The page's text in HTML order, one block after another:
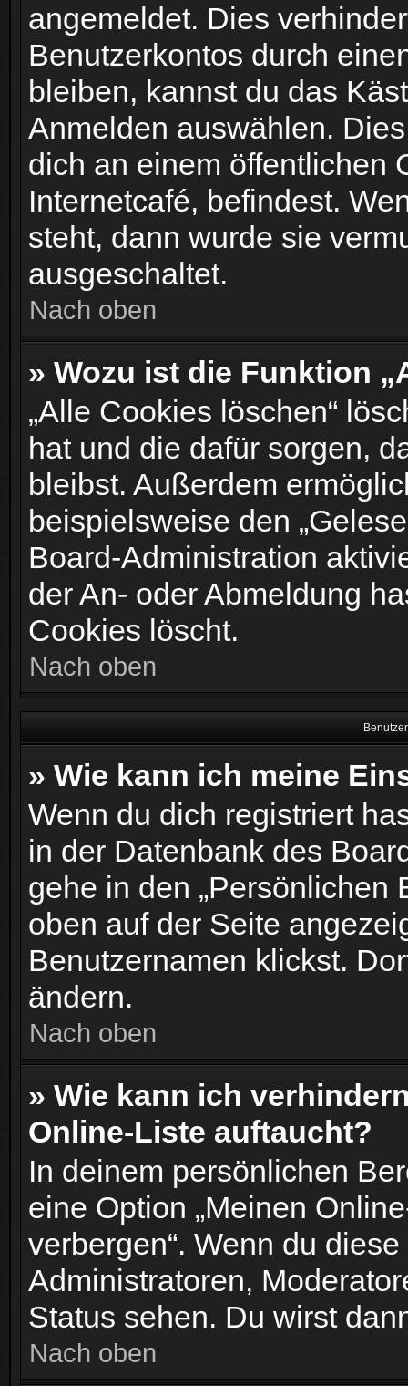
angemeldet. Dies
Benutzerkontos durch
bleiben, kannst du das
Anmelden auswählen.
dich an einem öffentlichen
Internetcafé, befindest.
steht, dann wurde sie
ausgeschaltet.
Nach oben
» Wozu ist die Funktion
„Alle Cookies löschen“
hat und die dafür sorgen,
bleibst. Außerdem
beispielsweise den
Board-Administration
der An- oder Abmeldung
Cookies löscht.
Nach oben
» Wie kann ich meine
Wenn du dich registriert
in der Datenbank des
gehe in den „Persönlichen
oben auf der Seite
Benutzernamen klickst.
ändern.
Nach oben
» Wie kann ich
Online-Liste auftaucht?
In deinem persönlichen
eine Option „Meinen
verbergen“. Wenn du
Administratoren,
Status sehen. Du wirst
Nach oben